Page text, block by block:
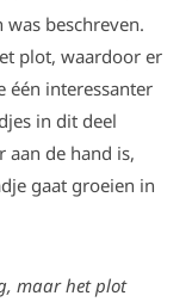
beschreven.
plot, waardoor er
één interessanter
in dit deel
aan de hand is,
gaat groeien in
maar het plot